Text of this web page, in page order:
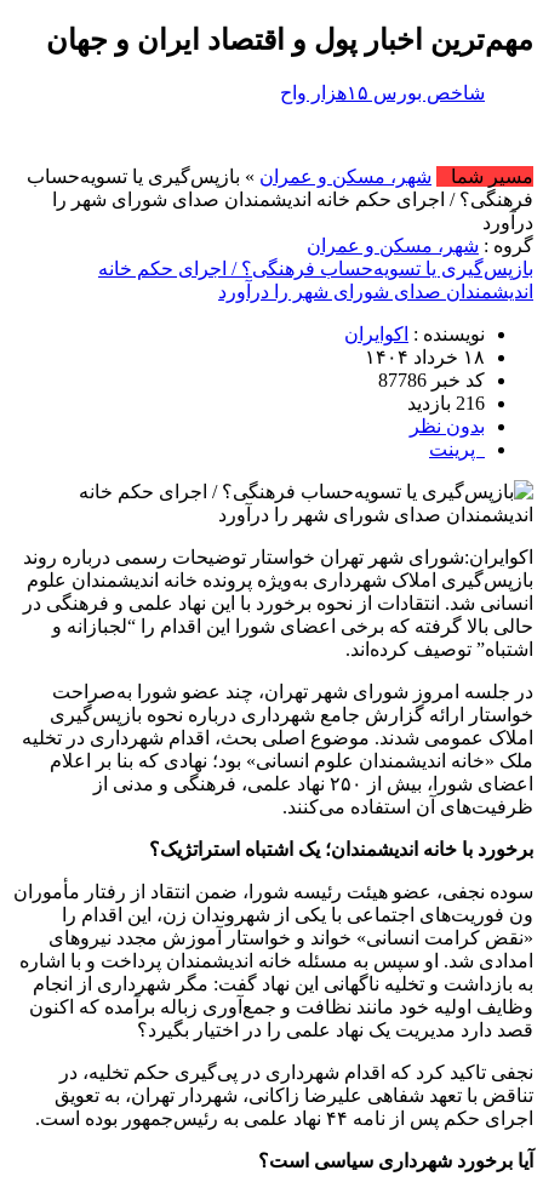
مهم‌ترین اخبار پول و اقتصاد ایران و جهان
شاخص بورس ۱۵هزار واحد افت کرد
مسیر شما شهر، مسکن و عمران » بازپس‌گیری یا تسویه‌حساب
فرهنگی؟ / اجرای حکم خانه اندیشمندان صدای شورای شهر را
درآورد
گروه : شهر، مسکن و عمران
بازپس‌گیری یا تسویه‌حساب فرهنگی؟ / اجرای حکم خانه
اندیشمندان صدای شورای شهر را درآورد
نویسنده : اکوایران
۱۸ خرداد ۱۴۰۴
کد خبر 87786
216 بازدید
بدون نظر
پرینت
اکوایران:شورای شهر تهران خواستار توضیحات رسمی درباره روند
بازپس‌گیری املاک شهرداری به‌ویژه پرونده خانه اندیشمندان علوم
انسانی شد. انتقادات از نحوه برخورد با این نهاد علمی و فرهنگی در
حالی بالا گرفته که برخی اعضای شورا این اقدام را “لجبازانه و
اشتباه” توصیف کرده‌اند.
در جلسه امروز شورای شهر تهران، چند عضو شورا به‌صراحت
خواستار ارائه گزارش جامع شهرداری درباره نحوه بازپس‌گیری
املاک عمومی شدند. موضوع اصلی بحث، اقدام شهرداری در تخلیه
ملک «خانه اندیشمندان علوم انسانی» بود؛ نهادی که بنا بر اعلام
اعضای شورا، بیش از ۲۵۰ نهاد علمی، فرهنگی و مدنی از
ظرفیت‌های آن استفاده می‌کنند.
برخورد با خانه اندیشمندان؛ یک اشتباه استراتژیک؟
سوده نجفی، عضو هیئت رئیسه شورا، ضمن انتقاد از رفتار مأموران
ون فوریت‌های اجتماعی با یکی از شهروندان زن، این اقدام را
«نقض کرامت انسانی» خواند و خواستار آموزش مجدد نیروهای
امدادی شد. او سپس به مسئله خانه اندیشمندان پرداخت و با اشاره
به بازداشت و تخلیه ناگهانی این نهاد گفت: مگر شهرداری از انجام
وظایف اولیه خود مانند نظافت و جمع‌آوری زباله برآمده که اکنون
قصد دارد مدیریت یک نهاد علمی را در اختیار بگیرد؟
نجفی تاکید کرد که اقدام شهرداری در پی‌گیری حکم تخلیه، در
تناقض با تعهد شفاهی علیرضا زاکانی، شهردار تهران، به تعویق
اجرای حکم پس از نامه ۴۴ نهاد علمی به رئیس‌جمهور بوده است.
آیا برخورد شهرداری سیاسی است؟